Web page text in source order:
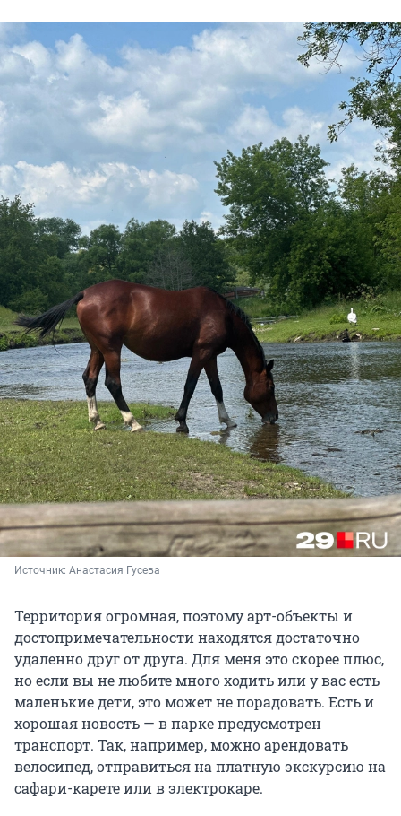
Источник: Анастасия Гусева
Территория огромная, поэтому арт-объекты и
достопримечательности находятся достаточно
удаленно друг от друга. Для меня это скорее плюс,
но если вы не любите много ходить или у вас есть
маленькие дети, это может не порадовать. Есть и
хорошая новость — в парке предусмотрен
транспорт. Так, например, можно арендовать
велосипед, отправиться на платную экскурсию на
сафари-карете или в электрокаре.